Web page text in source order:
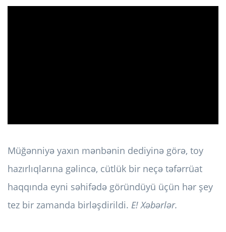
Müğənniyə yaxın mənbənin dediyinə görə, toy
hazırlıqlarına gəlincə, cütlük bir neçə təfərrüat
haqqında eyni səhifədə göründüyü üçün hər şey
tez bir zamanda birləşdirildi. E! Xəbərlər.